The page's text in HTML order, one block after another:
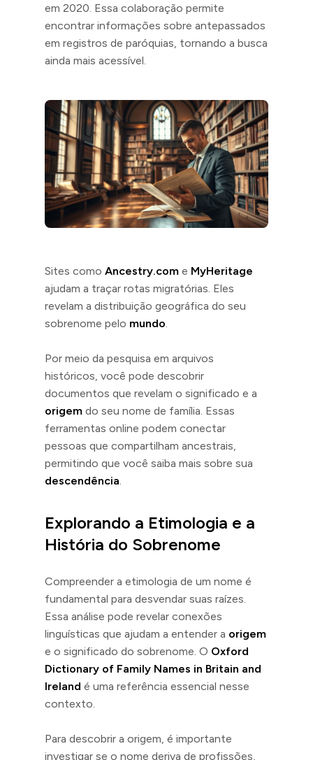
em 2020. Essa colaboração permite
encontrar informações sobre antepassados
em registros de paróquias, tornando a busca
ainda mais acessível.
Sites como Ancestry.com e MyHeritage
ajudam a traçar rotas migratórias. Eles
revelam a distribuição geográfica do seu
sobrenome pelo mundo.
Por meio da pesquisa em arquivos
históricos, você pode descobrir
documentos que revelam o significado e a
origem do seu nome de família. Essas
ferramentas online podem conectar
pessoas que compartilham ancestrais,
permitindo que você saiba mais sobre sua
descendência.
Explorando a Etimologia e a
História do Sobrenome
Compreender a etimologia de um nome é
fundamental para desvendar suas raízes.
Essa análise pode revelar conexões
linguísticas que ajudam a entender a origem
e o significado do sobrenome. O Oxford
Dictionary of Family Names in Britain and
Ireland é uma referência essencial nesse
contexto.
Para descobrir a origem, é importante
investigar se o nome deriva de profissões,